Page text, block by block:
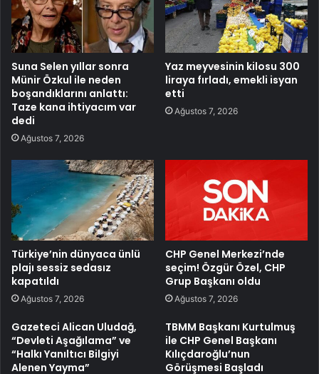
Suna Selen yıllar sonra
Münir Özkul ile neden
boşandıklarını anlattı:
Taze kana ihtiyacım var
dedi
Ağustos 7, 2026
Yaz meyvesinin kilosu 300
liraya fırladı, emekli isyan
etti
Ağustos 7, 2026
Türkiye’nin dünyaca ünlü
plajı sessiz sedasız
kapatıldı
Ağustos 7, 2026
CHP Genel Merkezi’nde
seçim! Özgür Özel, CHP
Grup Başkanı oldu
Ağustos 7, 2026
Gazeteci Alican Uludağ,
“Devleti Aşağılama” ve
“Halkı Yanıltıcı Bilgiyi
Alenen Yayma”
TBMM Başkanı Kurtulmuş
ile CHP Genel Başkanı
Kılıçdaroğlu’nun
Görüşmesi Başladı